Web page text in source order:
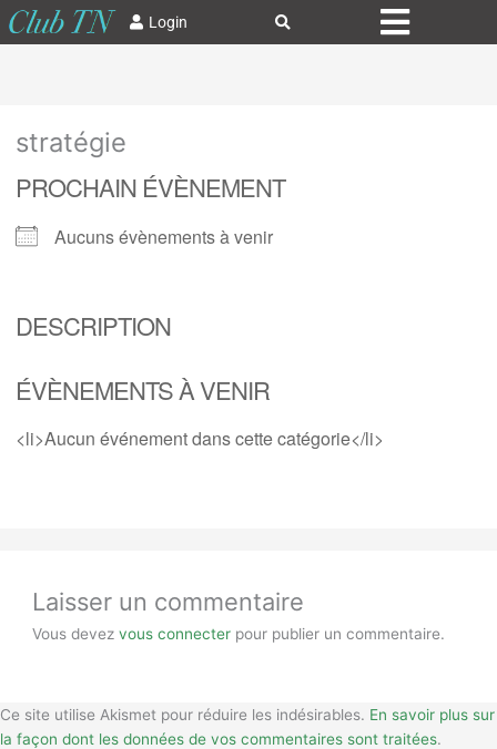
Login
stratégie
PROCHAIN ÉVÈNEMENT
Aucuns évènements à venir
DESCRIPTION
ÉVÈNEMENTS À VENIR
<li>Aucun événement dans cette catégorie</li>
Laisser un commentaire
Vous devezvous connecter pour publier un commentaire.
Ce site utilise Akismet pour réduire les indésirables. En savoir plus sur
la façon dont les données de vos commentaires sont traitées.